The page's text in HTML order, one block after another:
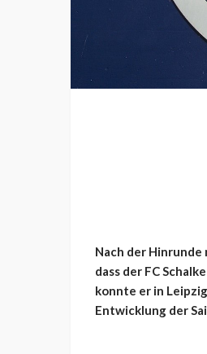
Nach der
dass der FC
konnte er in
Entwicklung der